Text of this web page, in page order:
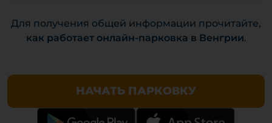
Для получения общей информации прочитайте,
как работает онлайн-парковка в Венгрии.
НАЧАТЬ ПАРКОВКУ